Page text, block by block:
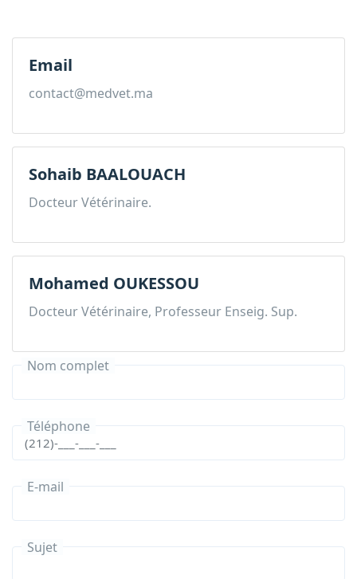
Email
contact@medvet.ma
Sohaib BAALOUACH
Docteur Vétérinaire.
Mohamed OUKESSOU
Docteur Vétérinaire, Professeur Enseig. Sup.
Nom complet
Téléphone
E-mail
Sujet